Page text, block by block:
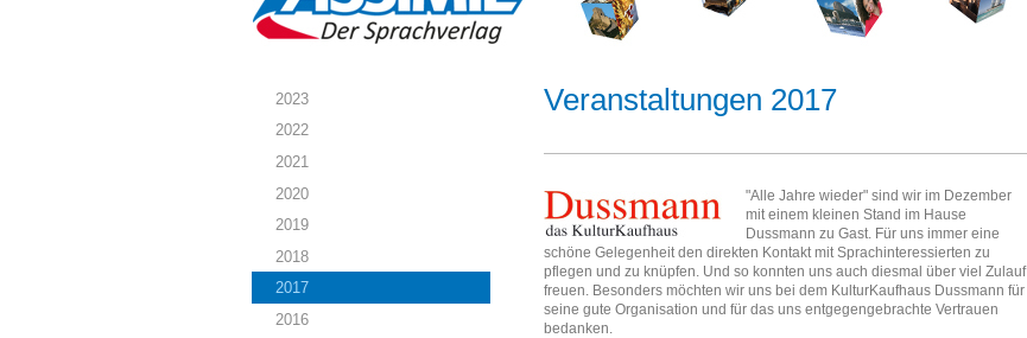
2023
2022
2021
2020
2019
2018
2017
2016
Veranstaltungen 2017
"Alle Jahre wieder" sind wir im Dezember
mit einem kleinen Stand im Hause
Dussmann zu Gast. Für uns immer eine
schöne Gelegenheit den direkten Kontakt mit Sprachinteressierten zu
pflegen und zu knüpfen. Und so konnten uns auch diesmal über viel Zulauf
freuen. Besonders möchten wir uns bei dem KulturKaufhaus Dussmann für
seine gute Organisation und für das uns entgegengebrachte Vertrauen
bedanken.